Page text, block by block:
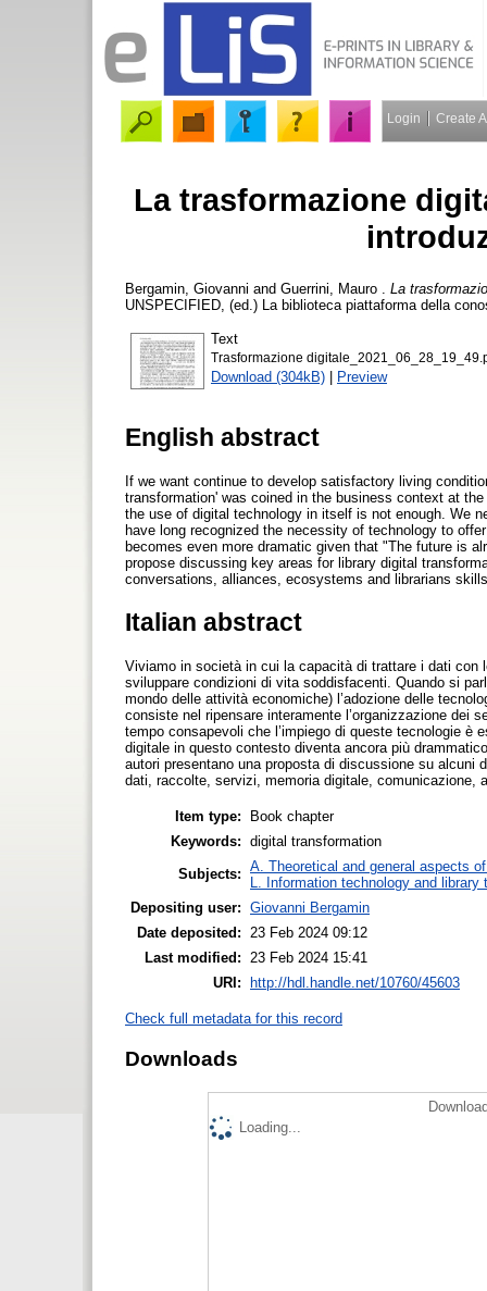
Login Create
La trasformazione
Bergamin, Giovanni and Guerrini, Mauro
La
UNSPECIFIED, (ed.) La biblioteca piattaforma della
Text
Trasformazione
Download (304kB) | Preview
English abstract
If we want continue to develop satisfactory living
transformation' was coined in the business context at
the use of digital technology in itself is not enough. We
have long recognized the necessity of technology to
becomes even more dramatic given that "The future is
propose discussing key areas for library digital
conversations, alliances, ecosystems and librarians
Italian abstract
Viviamo in società in cui la capacità di trattare i dati con
sviluppare condizioni di vita soddisfacenti. Quando si
mondo delle attività economiche) l’adozione delle
consiste nel ripensare interamente l’organizzazione dei
tempo consapevoli che l’impiego di queste tecnologie
digitale in questo contesto diventa ancora più
autori presentano una proposta di discussione su
dati, raccolte, servizi, memoria digitale, comunicazione,
Item type:
Book chapter
Keywords: digital transformation
Subjects: A. Theoretical and general aspects
L. Information technology and library
Depositing user: Giovanni Bergamin
Date deposited:
23 Feb 2024 09:12
Last modified:
23 Feb 2024 15:41
URI:
http://hdl.handle.net/10760/45603
Check full metadata for this record
Downloads
Loading...